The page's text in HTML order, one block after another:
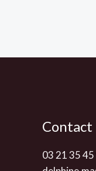
Contact
03 21 35